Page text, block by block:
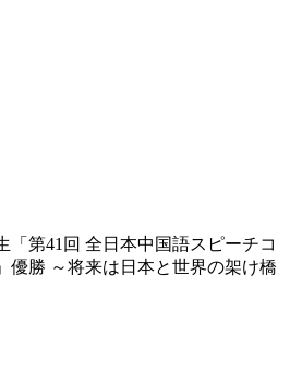
「第41回 全日本中国語スピーチコ
優勝 ～将来は日本と世界の架け橋